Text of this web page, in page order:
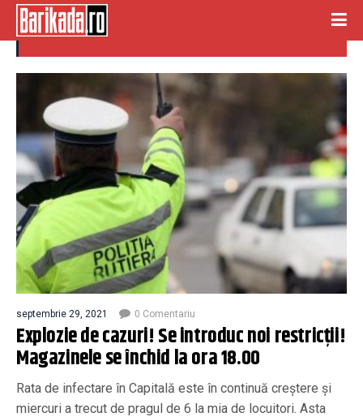
magazine inchise
septembrie 29, 2021 0 Comentariu
Explozie de cazuri! Se introduc noi restricții!
Magazinele se închid la ora 18.00
Rata de infectare în Capitală este în continuă creștere și
miercuri a trecut de pragul de 6 la mia de locuitori. Asta